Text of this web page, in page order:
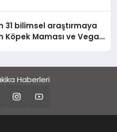
31 bilimsel araştırmaya
Köpek Maması ve Vegan
Haberleri